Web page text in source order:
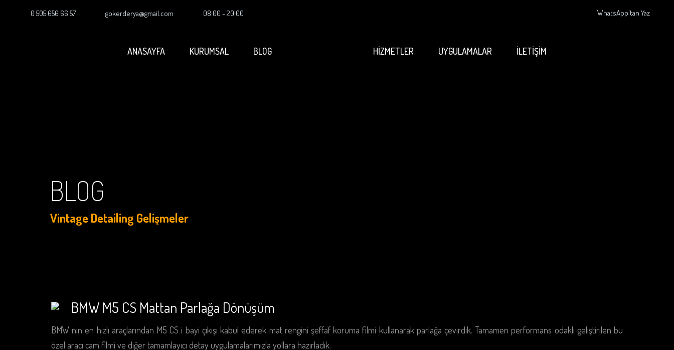
0 505 656 66 57 gokerderya@gmail.com 08:00 - 20:00 WhatsApp'tan Yaz
ANASAYFA KURUMSAL BLOG HİZMETLER UYGULAMALAR İLETİŞİM
BLOG
Vintage Detailing Gelişmeler
BMW M5 CS Mattan Parlağa Dönüşüm
BMW nin en hızlı araçlarından M5 CS i bayi çıkışı kabul ederek mat rengini şeffaf koruma filmi kullanarak parlağa çevirdik. Tamamen performans odaklı geliştirilen bu
özel aracı cam filmi ve diğer tamamlayıcı detay uygulamalarımızla yollara hazırladık.